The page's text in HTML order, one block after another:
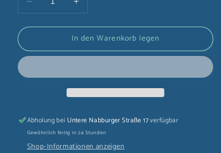
Verringere
die
Menge
Ultrapop
180g
Erhöhe
die
Menge
für
Ultrapop
180g
In den Warenkorb legen
Abholung bei Untere Nabburger Straße 17verfügbar
Gewöhnlich fertig in 24 Stunden
Shop-Informationen anzeigen